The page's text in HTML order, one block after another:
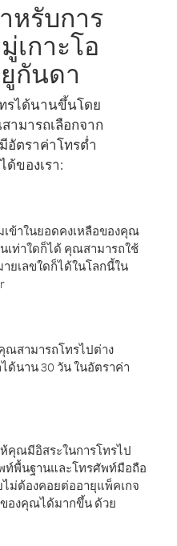
หรับการ
เกาะโอ
กันดา
รได้นานขึ้นโดย
ามารถเลือกจาก
อัตราค่าโทรต่ำ
ของเรา:
เข้าในยอดคงเหลือของคุณ
เท่าใดก็ได้ คุณสามารถใช้
ยเลขใดก็ได้ในโลกนี้ใน
ณสามารถโทรไปต่าง
ด้นาน 30 วัน ในอัตราค่า
คุณมีอิสระในการโทรไป
ท์พื้นฐานและโทรศัพท์มือถือ
ม่ต้องคอยต่ออายุแพ็คเกจ
องคุณได้มากขึ้น ด้วย